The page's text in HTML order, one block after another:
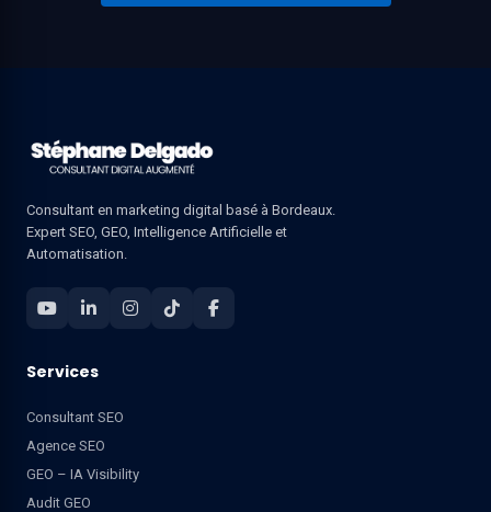
Consultant en marketing digital basé à Bordeaux.
Expert SEO, GEO, Intelligence Artificielle et
Automatisation.
Services
Consultant SEO
Agence SEO
GEO – IA Visibility
Audit GEO